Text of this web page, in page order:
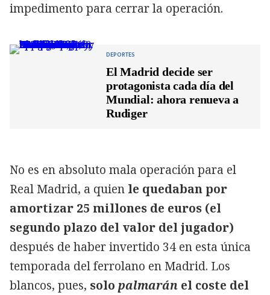
impedimento para cerrar la operación.
DEPORTES
El Madrid decide ser
protagonista cada día del
Mundial: ahora renueva a
Rudiger
No es en absoluto mala operación para el
Real Madrid, a quien le quedaban por
amortizar 25 millones de euros (el
segundo plazo del valor del jugador)
después de haber invertido 34 en esta única
temporada del ferrolano en Madrid. Los
blancos, pues, solo palmarán el coste del